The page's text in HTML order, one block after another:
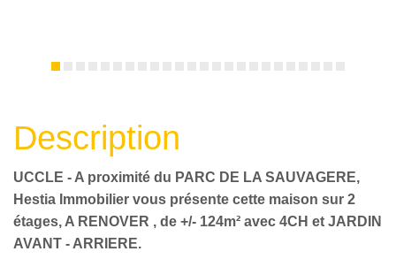
Description
UCCLE - A proximité du PARC DE LA SAUVAGERE,
Hestia Immobilier vous présente cette maison sur 2
étages, A RENOVER , de +/- 124m² avec 4CH et JARDIN
AVANT - ARRIERE.